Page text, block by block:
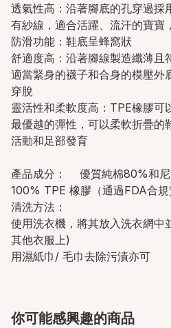
透氣性高：沿著腳底的孔穿過採
有紗線，適合活躍、流汗的寶寶
防滑功能：鞋底呈蜂窩狀
舒適度高：沿著腳線製造纖薄且
適當緊身的襪子和合身的模壓外
穿脫
靈活性和柔軟度高：TPE橡膠
最優越的彈性，可以柔軟折疊的
活動和足部發育
產品成分： 優質純棉80%和尼
100% TPE 橡膠（通過FDA合規
清洗方法：
使用洗衣機，將其放入洗衣網
其他衣服上)
用濕紙巾/ 毛巾去除污漬亦可
你可能感興趣的商品